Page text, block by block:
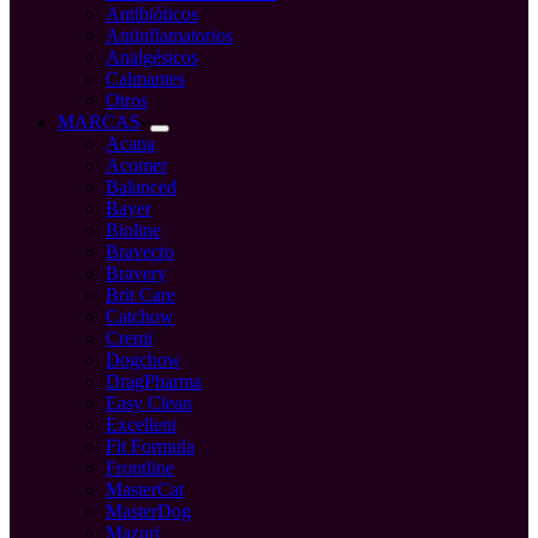
Antibióticos
Antinflamatorios
Analgésicos
Calmantes
Otros
MARCAS
Acana
Acomer
Balanced
Bayer
Bioline
Bravecto
Bravery
Brit Care
Catchow
Cremi
Dogchow
DragPharma
Easy Clean
Excellent
Fit Formula
Frontline
MasterCat
MasterDog
Mazuri